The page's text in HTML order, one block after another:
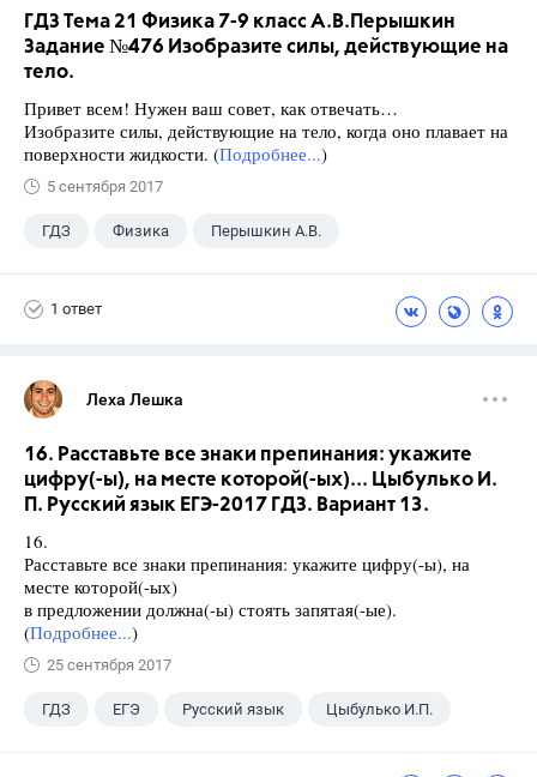
ГДЗ Тема 21 Физика 7-9 класс А.В.Перышкин
Задание №476 Изобразите силы, действующие на
тело.
Привет всем! Нужен ваш совет, как отвечать…
Изобразите силы, действующие на тело, когда оно плавает на
поверхности жидкости. (Подробнее...)
5 сентября 2017
ГДЗ Физика Перышкин А.В.
1 ответ
Леха Лешка
16. Расставьте все знаки препинания: укажите
цифру(-ы), на месте которой(-ых)... Цыбулько И.
П. Русский язык ЕГЭ-2017 ГДЗ. Вариант 13.
16.
Расставьте все знаки препинания: укажите цифру(-ы), на
месте которой(-ых)
в предложении должна(-ы) стоять запятая(-ые).
(Подробнее...)
25 сентября 2017
ГДЗ ЕГЭ Русский язык Цыбулько И.П.